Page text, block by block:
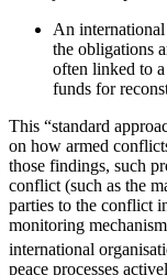
An international
the obligations
often linked to
funds for
This “standard
on how armed
those findings, such
conflict (such as the
parties to the conflict
monitoring
inter­national
peace processes